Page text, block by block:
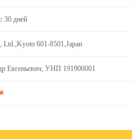
30 дней
Ltd.,Kyoto 601-8501,Japan
Евгеньевич, УНП 191900001